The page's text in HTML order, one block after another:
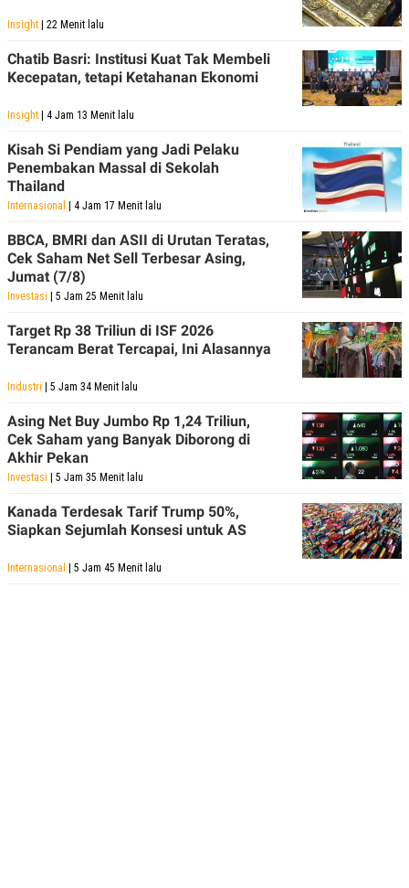
Insight | 22 Menit lalu
Chatib Basri: Institusi Kuat Tak Membeli
Kecepatan, tetapi Ketahanan Ekonomi
Insight | 4 Jam 13 Menit lalu
Kisah Si Pendiam yang Jadi Pelaku
Penembakan Massal di Sekolah
Thailand
Internasional | 4 Jam 17 Menit lalu
BBCA, BMRI dan ASII di Urutan Teratas,
Cek Saham Net Sell Terbesar Asing,
Jumat (7/8)
Investasi | 5 Jam 25 Menit lalu
Target Rp 38 Triliun di ISF 2026
Terancam Berat Tercapai, Ini Alasannya
Industri | 5 Jam 34 Menit lalu
Asing Net Buy Jumbo Rp 1,24 Triliun,
Cek Saham yang Banyak Diborong di
Akhir Pekan
Investasi | 5 Jam 35 Menit lalu
Kanada Terdesak Tarif Trump 50%,
Siapkan Sejumlah Konsesi untuk AS
Internasional | 5 Jam 45 Menit lalu